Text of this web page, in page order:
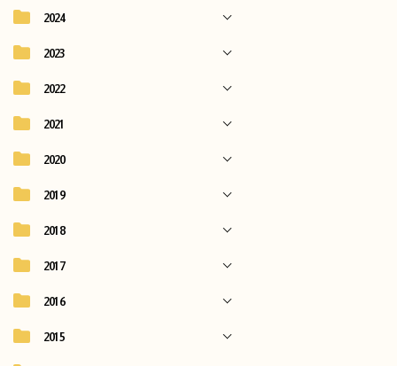
2024
2023
2022
2021
2020
2019
2018
2017
2016
2015